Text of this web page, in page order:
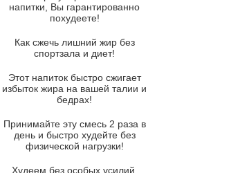
Суп из спаржи и горошка с
Суп-крем из цветной капусты
Французский луковый суп
Суп из баклажанов с моцареллой
Грибной крем-суп с кростини с
козьим сыром
Суп мисо с зеленым луком и
напитки, Вы гарантированно
похудеете!
Как сжечь лишний жир без
спортзала и диет!
Этот напиток быстро сжигает
избыток жира на вашей талии и
бедрах!
Принимайте эту смесь 2 раза в
день и быстро худейте без
физической нагрузки!
Худеем без особых усилий,